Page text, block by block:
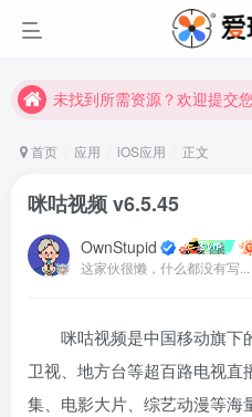
未找到所需资源？欢迎提
未找到所需资源？欢迎提交
首页 应用 iOS应用 正文
咪咕视频 v6.5.45
OwnStupid
这家伙很懒，什么都没有写...
咪咕视频是中国移动旗下
卫视、地方台等超百路电视直
集、电影大片、综艺动漫等海